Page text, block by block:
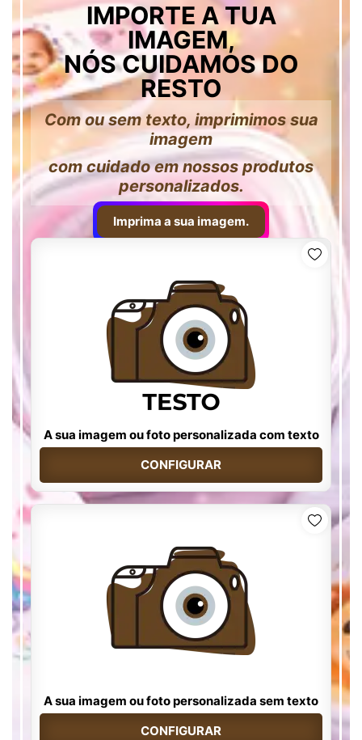
IMPORTE A TUA
IMAGEM,
NÓS CUIDAMOS DO
RESTO
Com ou sem texto, imprimimos sua
imagem
com cuidado em nossos produtos
personalizados.
Imprima a sua imagem.
A sua imagem ou foto personalizada com texto
CONFIGURAR
A sua imagem ou foto personalizada sem texto
CONFIGURAR